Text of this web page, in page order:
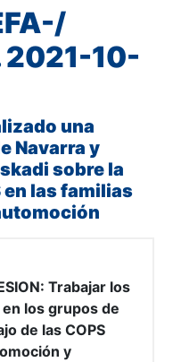
2021-10-
una
Navarra y
sobre la
en las familias
Trabajar los
en los grupos de
de las COPS
y